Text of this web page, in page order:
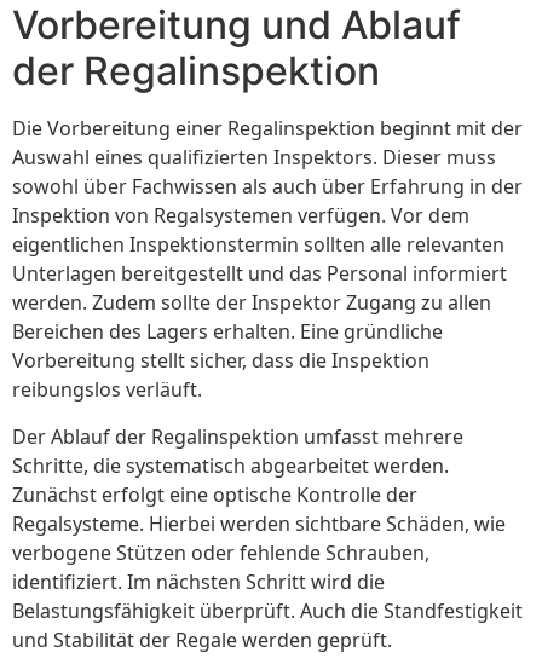
Vorbereitung und Ablauf
der Regalinspektion
Die Vorbereitung einer Regalinspektion beginnt mit der
Auswahl eines qualifizierten Inspektors. Dieser muss
sowohl über Fachwissen als auch über Erfahrung in der
Inspektion von Regalsystemen verfügen. Vor dem
eigentlichen Inspektionstermin sollten alle relevanten
Unterlagen bereitgestellt und das Personal informiert
werden. Zudem sollte der Inspektor Zugang zu allen
Bereichen des Lagers erhalten. Eine gründliche
Vorbereitung stellt sicher, dass die Inspektion
reibungslos verläuft.
Der Ablauf der Regalinspektion umfasst mehrere
Schritte, die systematisch abgearbeitet werden.
Zunächst erfolgt eine optische Kontrolle der
Regalsysteme. Hierbei werden sichtbare Schäden, wie
verbogene Stützen oder fehlende Schrauben,
identifiziert. Im nächsten Schritt wird die
Belastungsfähigkeit überprüft. Auch die Standfestigkeit
und Stabilität der Regale werden geprüft.